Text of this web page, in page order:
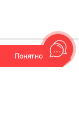
Понятно